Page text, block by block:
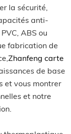
la sécurité,
anti-
ABS ou
fabrication de
Zhanfeng carte
de base
et vous montrer
et notre